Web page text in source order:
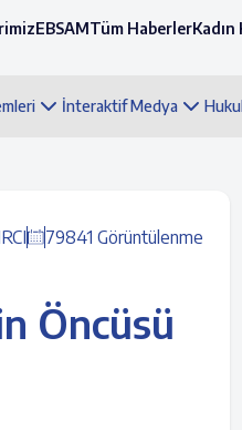
EBSAMTüm Haberler
İnteraktif Medya
79841 Görüntülenme
Öncüsü